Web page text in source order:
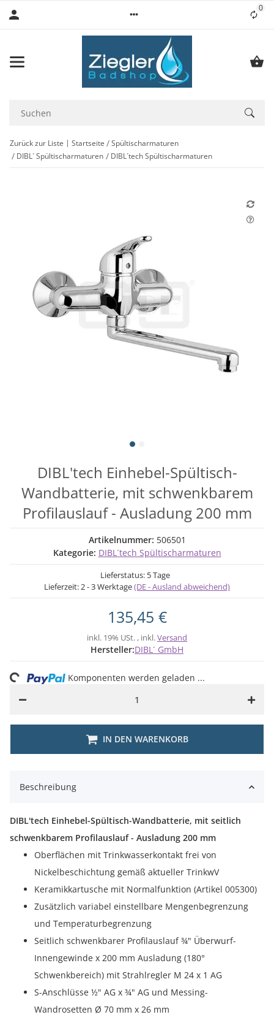
0
Zurück zur Liste Startseite
Spültischarmaturen
DIBL´ Spültischarmaturen
DIBL´tech Spültischarmaturen
DIBL'tech Einhebel-Spültisch-
Wandbatterie, mit schwenkbarem
Profilauslauf - Ausladung 200 mm
Artikelnummer: 506501
Kategorie: DIBL´tech Spültischarmaturen
Lieferstatus: 5 Tage
Lieferzeit:2 - 3 Werktage(DE - Ausland abweichend)
135,45 €
inkl. 19% USt. , inkl.Versand
Hersteller:DIBL´ GmbH
IN DEN WARENKORB
Komponenten werden geladen ...
Beschreibung
DIBL'tech Einhebel-Spültisch-Wandbatterie, mit seitlich
schwenkbarem Profilauslauf - Ausladung 200 mm
Oberflächen mit Trinkwasserkontakt frei von
Nickelbeschichtung gemäß aktueller TrinkwV
Keramikkartusche mit Normalfunktion (Artikel 005300)
Zusätzlich variabel einstellbare Mengenbegrenzung
und Temperaturbegrenzung
Seitlich schwenkbarer Profilauslauf ¾" Überwurf-
Innengewinde x 200 mm Ausladung (180°
Schwenkbereich) mit Strahlregler M 24 x 1 AG
S-Anschlüsse ½" AG x ¾" AG und Messing-
Wandrosetten Ø 70 mm x 26 mm